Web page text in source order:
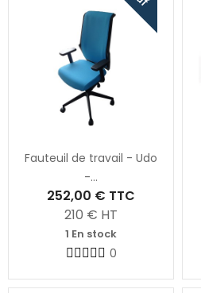
Fauteuil de travail - Udo
-...
252,00 € TTC
210 € HT
1 En stock
0